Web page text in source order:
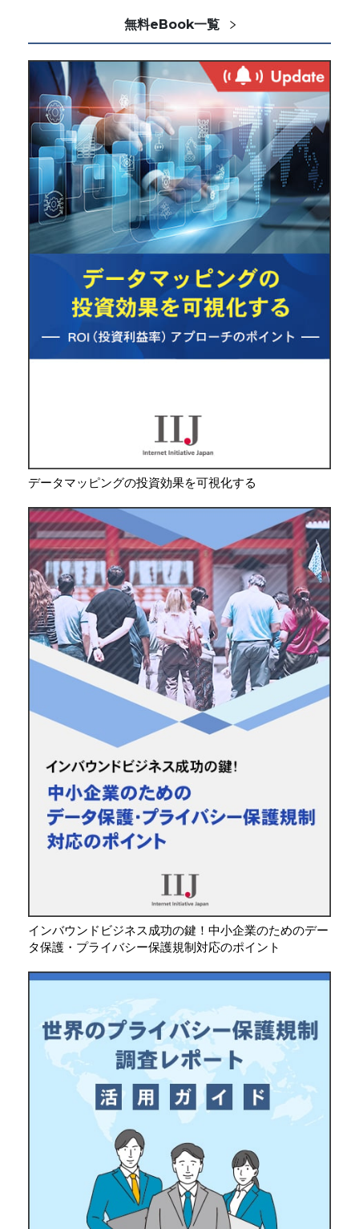
無料eBook一覧
データマッピングの投資効果を可視化する
インバウンドビジネス成功の鍵！中小企業のためのデー
タ保護・プライバシー保護規制対応のポイント